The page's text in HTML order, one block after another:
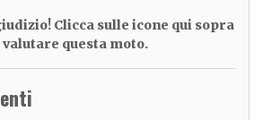
Clicca sulle icone qui sopra
questa moto.